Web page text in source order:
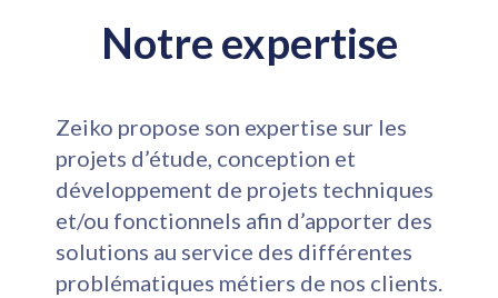
Notre expertise
Zeiko propose son expertise sur les
projets d’étude, conception et
développement de projets techniques
et/ou fonctionnels afin d’apporter des
solutions au service des différentes
problématiques métiers de nos clients.